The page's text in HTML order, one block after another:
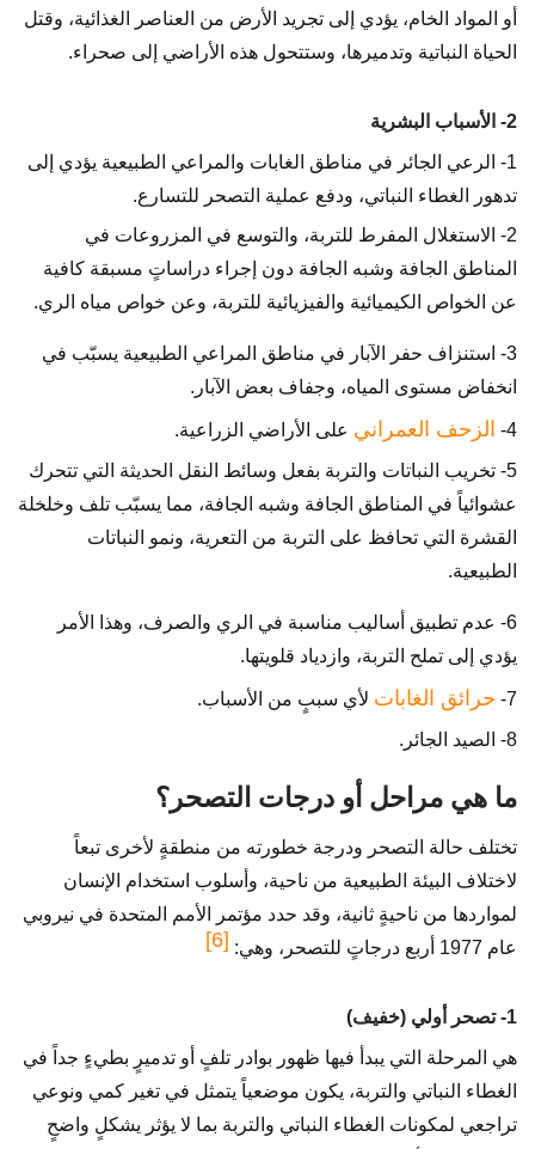
أو المواد الخام، يؤدي إلى تجريد الأرض من العناصر الغذائية، وقتل
الحياة النباتية وتدميرها، وستتحول هذه الأراضي إلى صحراء.
2- الأسباب البشرية
1- الرعي الجائر في مناطق الغابات والمراعي الطبيعية يؤدي إلى
تدهور الغطاء النباتي، ودفع عملية التصحر للتسارع.
2- الاستغلال المفرط للتربة، والتوسع في المزروعات في
المناطق الجافة وشبه الجافة دون إجراء دراساتٍ مسبقة كافية
عن الخواص الكيميائية والفيزيائية للتربة، وعن خواص مياه الري.
3- استنزاف حفر الآبار في مناطق المراعي الطبيعية يسبّب في
انخفاض مستوى المياه، وجفاف بعض الآبار.
4- الزحف العمراني على الأراضي الزراعية.
5- تخريب النباتات والتربة بفعل وسائط النقل الحديثة التي تتحرك
عشوائياً في المناطق الجافة وشبه الجافة، مما يسبّب تلف وخلخلة
القشرة التي تحافظ على التربة من التعرية، ونمو النباتات
الطبيعية.
6- عدم تطبيق أساليب مناسبة في الري والصرف، وهذا الأمر
يؤدي إلى تملح التربة، وازدياد قلويتها.
7- حرائق الغابات لأي سببٍ من الأسباب.
8- الصيد الجائر.
ما هي مراحل أو درجات التصحر؟
تختلف حالة التصحر ودرجة خطورته من منطقةٍ لأخرى تبعاً
لاختلاف البيئة الطبيعية من ناحية، وأسلوب استخدام الإنسان
لمواردها من ناحيةٍ ثانية، وقد حدد مؤتمر الأمم المتحدة في نيروبي
عام 1977 أربع درجاتٍ للتصحر، وهي:
[6]
1- تصحر أولي (خفيف)
هي المرحلة التي يبدأ فيها ظهور بوادر تلفٍ أو تدميرٍ بطيءٍ جداً في
الغطاء النباتي والتربة، يكون موضعياً يتمثل في تغير كمي ونوعي
تراجعي لمكونات الغطاء النباتي والتربة بما لا يؤثر يشكلٍ واضحٍ